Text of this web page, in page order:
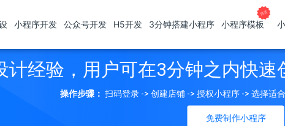
小程序开发 公众号开发 H5开发 3分钟搭建小程序 小程序模板
计经验，用户可在3分钟之内快
免费制作小程序
操作步骤： 扫码登录 -> 创建店铺 -> 授权小程序 -> 选择适